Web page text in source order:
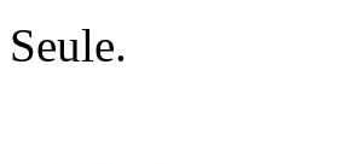
Seule.